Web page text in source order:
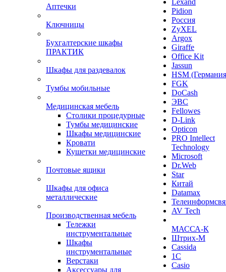
Аптечки
Ключницы
Бухгалтерские шкафы
ПРАКТИК
Шкафы для раздевалок
Тумбы мобильные
Медицинская мебель
Столики процедурные
Тумбы медицинские
Шкафы медицинские
Кровати
Кушетки медицинские
Почтовые ящики
Шкафы для офиса
металлические
Производственная мебель
Тележки
инструментальные
Шкафы
инструментальные
Верстаки
Аксессуары для
Lexand
Pidion
Россия
ZyXEL
Argox
Giraffe
Office Kit
Jassun
HSM
FGK
DoCash
ЭВС
Fellowes
D-Link
Opticon
PRO Intellect
Technology
Microsoft
Dr.Web
Star
Китай
Datamax
AV Tech
МАССА-К
Штрих-М
Cassida
1С
Casio